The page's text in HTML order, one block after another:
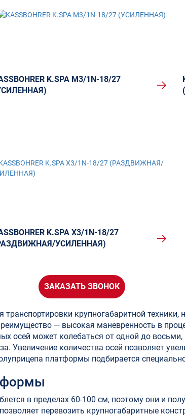
K.SPA M3/1N-18/27
K.SPA X3/1N-18/27
УСИЛЕННАЯ)
ЗАКАЗАТЬ ЗВОНОК
крупногабаритной техники,
— высокая маневренность в
осей может колебаться от одной до
Увеличение количества осей позволяет
платформы подбирается
в пределах 60-100 см, поэтому они и
перевозить крупногабаритные